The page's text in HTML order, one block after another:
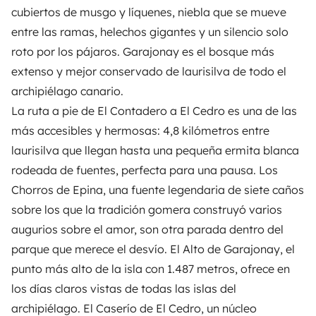
cubiertos de musgo y líquenes, niebla que se mueve
entre las ramas, helechos gigantes y un silencio solo
roto por los pájaros. Garajonay es el bosque más
extenso y mejor conservado de laurisilva de todo el
archipiélago canario.
La ruta a pie de El Contadero a El Cedro es una de las
más accesibles y hermosas: 4,8 kilómetros entre
laurisilva que llegan hasta una pequeña ermita blanca
rodeada de fuentes, perfecta para una pausa. Los
Chorros de Epina, una fuente legendaria de siete caños
sobre los que la tradición gomera construyó varios
augurios sobre el amor, son otra parada dentro del
parque que merece el desvío. El Alto de Garajonay, el
punto más alto de la isla con 1.487 metros, ofrece en
los días claros vistas de todas las islas del
archipiélago. El Caserío de El Cedro, un núcleo